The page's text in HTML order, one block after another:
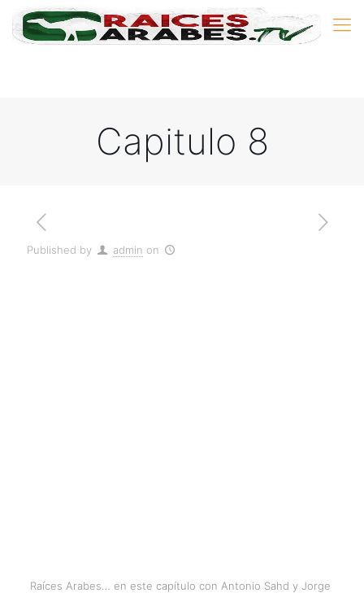
Capitulo 8
Published by admin on
Raíces Arabes… en este capítulo con Antonio Sahd y Jorge